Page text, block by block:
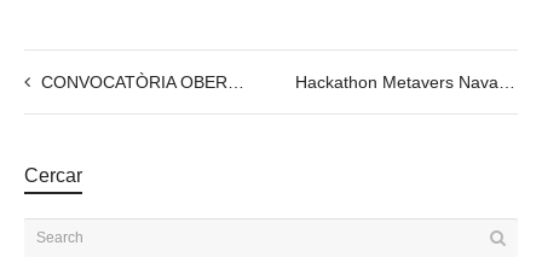
CONVOCATÒRIA OBERTA: Uneix-te a les E-Residències d’E-ART!
Cercar